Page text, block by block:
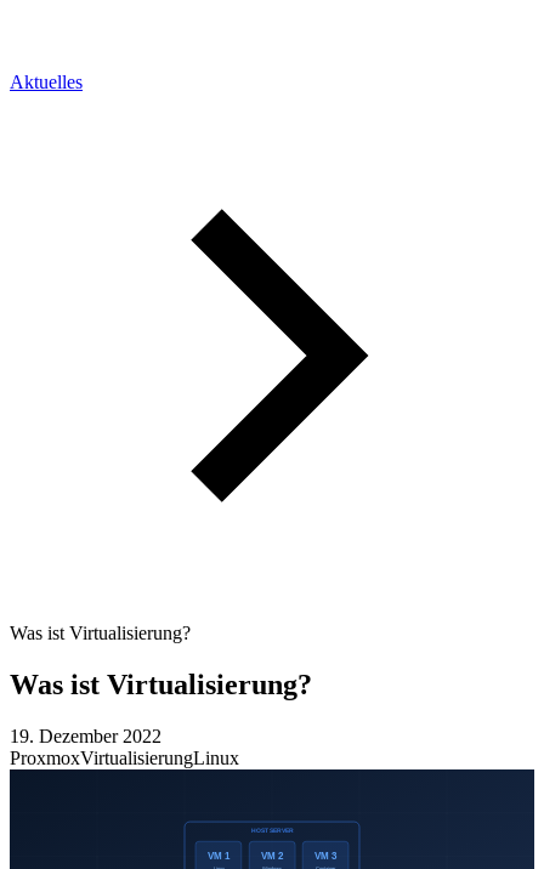
Aktuelles
Was ist Virtualisierung?
Was ist Virtualisierung?
19. Dezember 2022
ProxmoxVirtualisierungLinux